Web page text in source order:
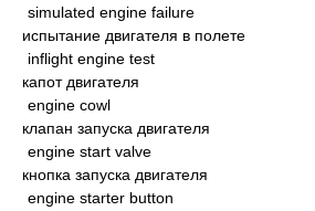
simulated engine failure
испытание двигателя в полете
inflight engine test
капот двигателя
engine cowl
клапан запуска двигателя
engine start valve
кнопка запуска двигателя
engine starter button